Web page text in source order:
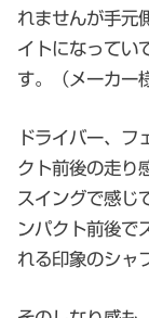
れませんが手元
イトになってい
す。（メーカー
ドライバー、
クト前後の走り
スイングで感じ
ンパクト前後で
れる印象のシャ